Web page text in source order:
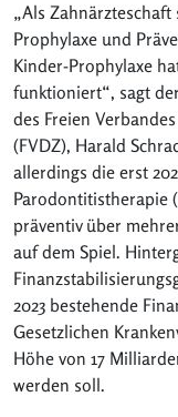
„Als
Prophylaxe und
Kinder-Prophylaxe
funktioniert“, sagt
des Freien
(FVDZ), Harald
allerdings die erst
Parodontitistherapie
präventiv über
auf dem Spiel.
2023 bestehende
Gesetzlichen
Höhe von 17
werden soll.